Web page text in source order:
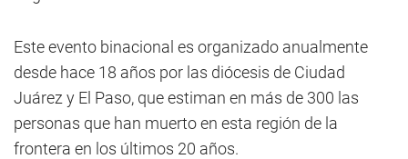
Este evento binacional es organizado anualmente
desde hace 18 años por las diócesis de Ciudad
Juárez y El Paso, que estiman en más de 300 las
personas que han muerto en esta región de la
frontera en los últimos 20 años.